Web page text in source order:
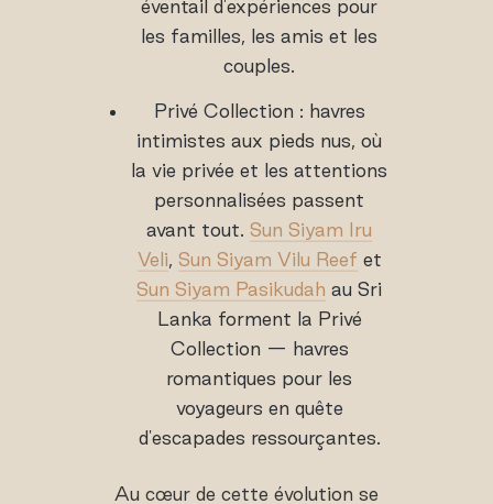
éventail d'expériences pour
les familles, les amis et les
couples.
Privé Collection : havres
intimistes aux pieds nus, où
la vie privée et les attentions
personnalisées passent
avant tout.Sun Siyam Iru
Veli, Sun Siyam Vilu Reef et
Sun Siyam Pasikudah au Sri
Lanka forment la Privé
Collection — havres
romantiques pour les
voyageurs en quête
d'escapades ressourçantes.
Au cœur de cette évolution se